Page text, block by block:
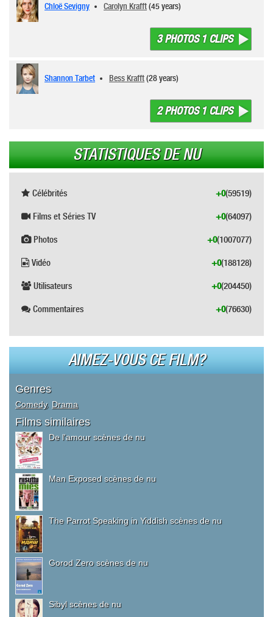
Chloë Sevigny Carolyn Krafft(45 years)
3 PHOTOS 1 CLIPS
Shannon Tarbet Bess Krafft(28 years)
2 PHOTOS 1 CLIPS
STATISTIQUES DE NU
Célébrités (59519)
+0
Films et Séries TV (64097)
+0
Photos (1007077)
+0
Vidéo (188128)
+0
Utilisateurs (204450)
+0
Commentaires (76630)
+0
AIMEZ-VOUS CE FILM?
Genres
Comedy, Drama
Films similaires
De l'amour scènes de nu
Man Exposed scènes de nu
The Parrot Speaking in Yiddish scènes de nu
Gorod Zero scènes de nu
Sibyl scènes de nu